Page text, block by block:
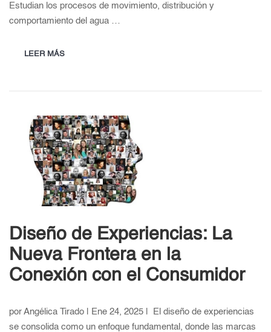
Estudian los procesos de movimiento, distribución y
comportamiento del agua …
LEER MÁS
Diseño de Experiencias: La
Nueva Frontera en la
Conexión con el Consumidor
por Angélica Tirado | Ene 24, 2025 | El diseño de experiencias
se consolida como un enfoque fundamental, donde las marcas